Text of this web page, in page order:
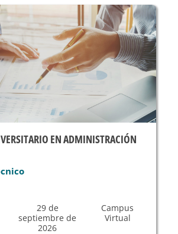
EN ADMINISTRACIÓN
29 de
septiembre de
2026
Campus
Virtual